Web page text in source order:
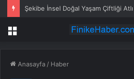
Menü
Anasayfa / Haber